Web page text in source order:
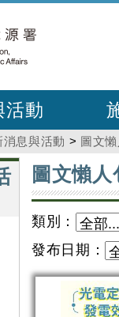
活動
消息與活動 > 圖文
:::
圖文懶人
類別：
發布日期：